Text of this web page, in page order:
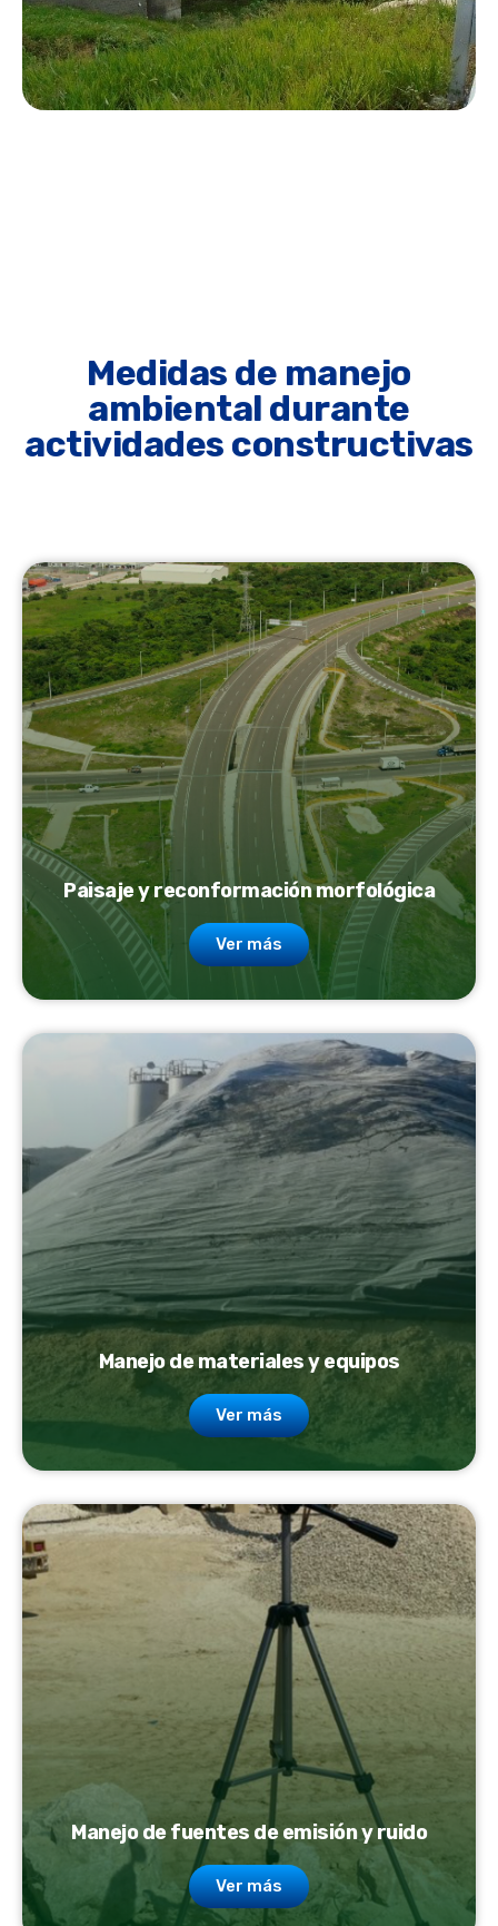
Medidas de manejo
ambiental durante
actividades constructivas
Paisaje y reconformación morfológica
Ver más
Manejo de materiales y equipos
Ver más
Manejo de fuentes de emisión y ruido
Ver más